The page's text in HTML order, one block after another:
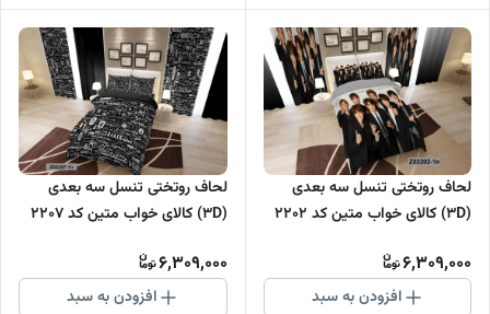
لحاف روتختی تنسل سه بعدی
(3D) کالای خواب متین کد 2202
6,309,000
افزودن به سبد
لحاف روتختی تنسل سه بعدی
(3D) کالای خواب متین کد 2207
6,309,000
افزودن به سبد